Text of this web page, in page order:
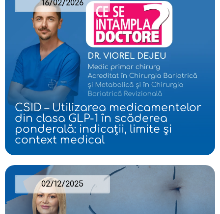
16/02/2026
CSID – Utilizarea medicamentelor
din clasa GLP-1 în scăderea
ponderală: indicații, limite și
context medical
02/12/2025